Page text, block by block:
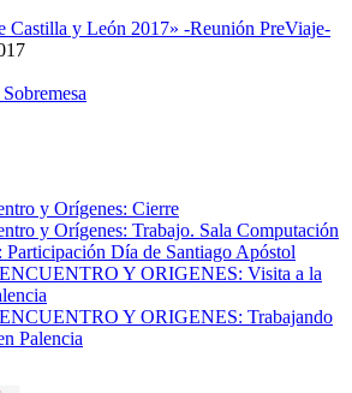
Castilla y León 2017» -Reunión PreViaje-
y Orígenes: Cierre
y Orígenes: Trabajo. Sala Computación
Participación Día de Santiago Apóstol
Y ORIGENES: Visita a la
Y ORIGENES: Trabajando
Palencia